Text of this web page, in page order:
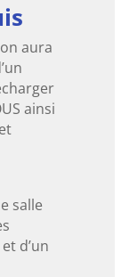
aura
ainsi
salle
d’un